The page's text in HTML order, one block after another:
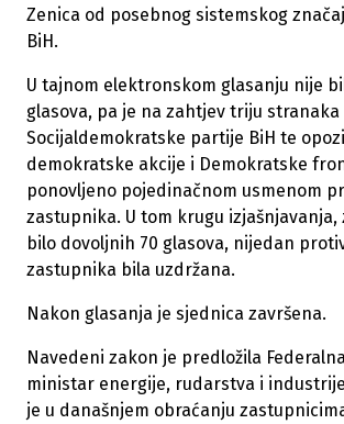
Zenica od posebnog sistemskog
BiH.
U tajnom elektronskom glasanju nije
glasova, pa je na zahtjev triju stranaka
Socijaldemokratske partije BiH te
demokratske akcije i Demokratske
ponovljeno pojedinačnom usmenom
zastupnika. U tom krugu izjašnjavanja,
bilo dovoljnih 70 glasova, nijedan
zastupnika bila uzdržana.
Nakon glasanja je sjednica završena.
Navedeni zakon je predložila
ministar energije, rudarstva i
je u današnjem obraćanju